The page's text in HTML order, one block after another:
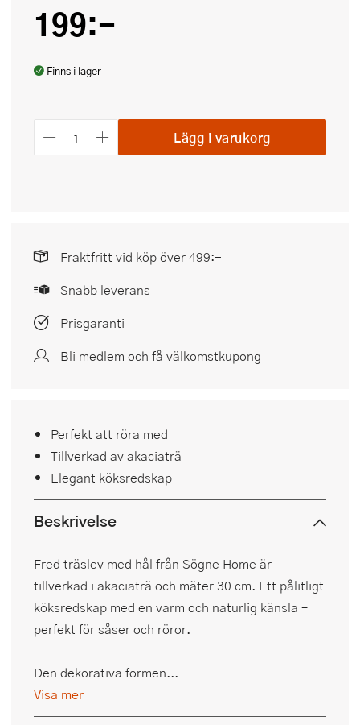
199:-
Finns i lager
Lägg i varukorg
Fraktfritt vid köp över 499:-
Snabb leverans
Prisgaranti
Bli medlem och få välkomstkupong
Perfekt att röra med
Tillverkad av akaciaträ
Elegant köksredskap
Beskrivelse
Fred träslev med hål från Sögne Home är
tillverkad i akaciaträ och mäter 30 cm. Ett pålitligt
köksredskap med en varm och naturlig känsla –
perfekt för såser och röror.
Den dekorativa formen...
Visa mer